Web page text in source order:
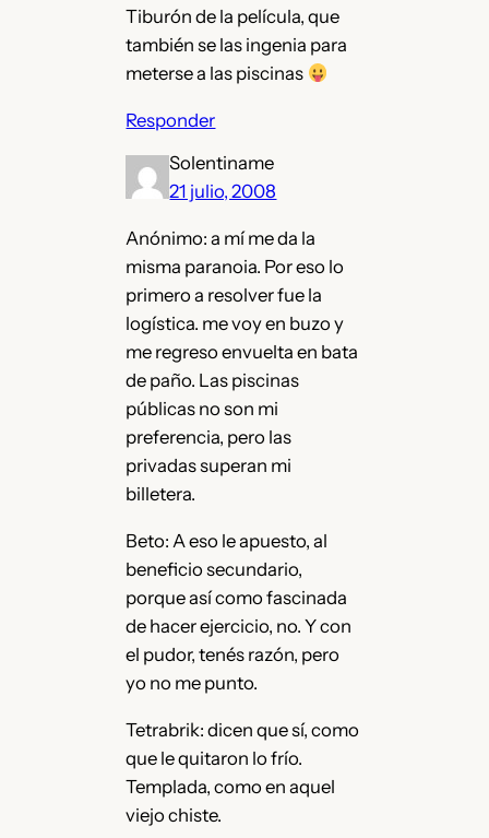
Tiburón de la película, que
también se las ingenia para
meterse a las piscinas
Responder
Solentiname
21 julio, 2008
Anónimo: a mí me da la
misma paranoia. Por eso lo
primero a resolver fue la
logística. me voy en buzo y
me regreso envuelta en bata
de paño. Las piscinas
públicas no son mi
preferencia, pero las
privadas superan mi
billetera.
Beto: A eso le apuesto, al
beneficio secundario,
porque así como fascinada
de hacer ejercicio, no. Y con
el pudor, tenés razón, pero
yo no me punto.
Tetrabrik: dicen que sí, como
que le quitaron lo frío.
Templada, como en aquel
viejo chiste.